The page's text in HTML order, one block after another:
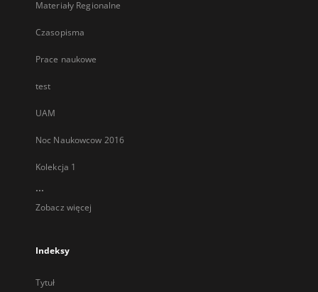
Materiały Regionalne
Czasopisma
Prace naukowe
test
UAM
Noc Naukowcow 2016
Kolekcja 1
...
Zobacz więcej
Indeksy
Tytuł